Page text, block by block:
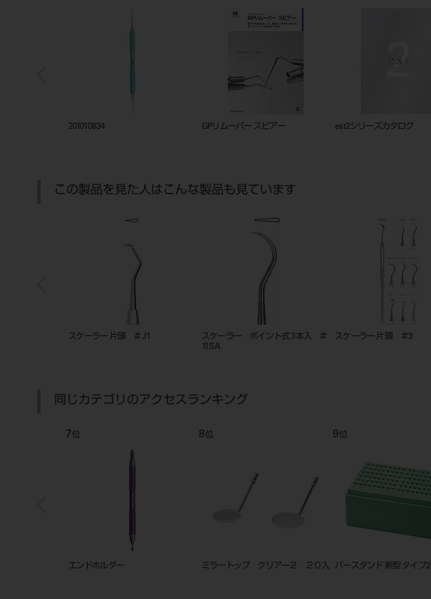
201010834 GPリムーバー スピアー est2シリーズカタログ
この製品を見た人はこんな製品も見ています
スケーラー 片頭 ＃J1
スケーラー ポイント式 3本入 ＃
11SA
スケーラー 片頭 ＃3
同じカテゴリのアクセスランキング
7 位
エンドホルダー
8位
ミラートップ クリアー２ ２０入
9位
バースタンド 新型 タイプ2